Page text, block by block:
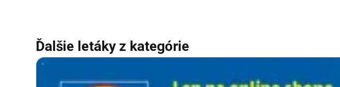
Ďalšie letáky z kategórie